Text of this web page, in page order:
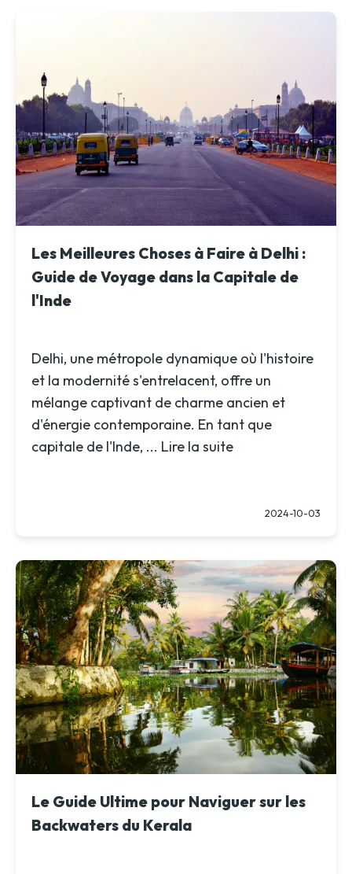
Les Meilleures Choses à Faire à Delhi :
Guide de Voyage dans la Capitale de
l'Inde
Delhi, une métropole dynamique où l'histoire
et la modernité s'entrelacent, offre un
mélange captivant de charme ancien et
d'énergie contemporaine. En tant que
capitale de l'Inde, ... Lire la suite
2024-10-03
Le Guide Ultime pour Naviguer sur les
Backwaters du Kerala